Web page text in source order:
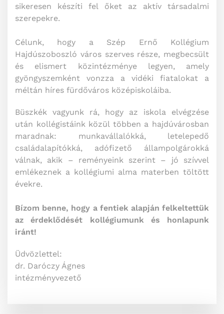
sikeresen készíti fel őket az aktív társadalmi
szerepekre.
Célunk, hogy a Szép Ernő Kollégium
Hajdúszoboszló város szerves része, megbecsült
és elismert közintézménye legyen, amely
gyöngyszemként vonzza a vidéki fiatalokat a
méltán híres fürdőváros középiskoláiba.
Büszkék vagyunk rá, hogy az iskola elvégzése
után kollégistáink közül többen a hajdúvárosban
maradnak: munkavállalókká, letelepedő
családalapítókká, adófizető állampolgárokká
válnak, akik – reményeink szerint – jó szívvel
emlékeznek a kollégiumi alma materben töltött
évekre.
Bízom benne, hogy a fentiek alapján felkeltettük
az érdeklődését kollégiumunk és honlapunk
iránt!
Üdvözlettel:
dr. Daróczy Ágnes
intézményvezető